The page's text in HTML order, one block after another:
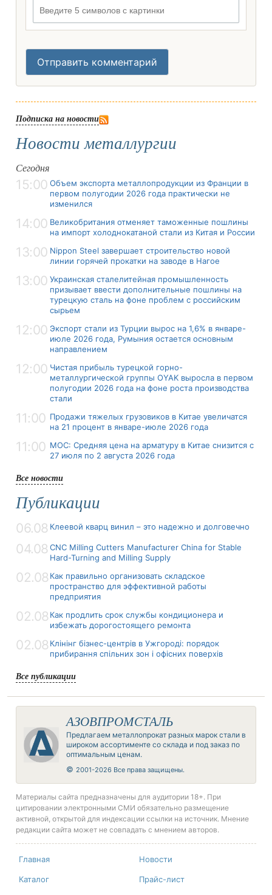
Отправить комментарий
Подписка на новости
Новости металлургии
Сегодня
15:00 Объем экспорта металлопродукции из Франции в
первом полугодии 2026 года практически не
изменился
14:00 Великобритания отменяет таможенные пошлины
на импорт холоднокатаной стали из Китая и России
13:00 Nippon Steel завершает строительство новой
линии горячей прокатки на заводе в Нагое
13:00 Украинская сталелитейная промышленность
призывает ввести дополнительные пошлины на
турецкую сталь на фоне проблем с российским
сырьем
12:00 Экспорт стали из Турции вырос на 1,6% в январе-
июле 2026 года, Румыния остается основным
направлением
12:00 Чистая прибыль турецкой горно-
металлургической группы OYAK выросла в первом
полугодии 2026 года на фоне роста производства
стали
11:00 Продажи тяжелых грузовиков в Китае увеличатся
на 21 процент в январе-июле 2026 года
11:00 MOC: Средняя цена на арматуру в Китае снизится с
27 июля по 2 августа 2026 года
Все новости
Публикации
06.08 Клеевой кварц винил – это надежно и долговечно
04.08 CNC Milling Cutters Manufacturer China for Stable
Hard-Turning and Milling Supply
02.08 Как правильно организовать складское
пространство для эффективной работы
предприятия
02.08 Как продлить срок службы кондиционера и
избежать дорогостоящего ремонта
02.08 Клінінг бізнес-центрів в Ужгороді: порядок
прибирання спільних зон і офісних поверхів
Все публикации
АЗОВПРОМСТАЛЬ
Предлагаем металлопрокат разных марок стали в
широком ассортименте со склада и под заказ по
оптимальным ценам.
© 2001-2026 Все права защищены.
Материалы сайта предназначены для аудитории 18+. При
цитировании электронными СМИ обязательно размещение
активной, открытой для индексации ссылки на источник. Мнение
редакции сайта может не совпадать с мнением авторов.
Главная Новости
Каталог Прайс-лист